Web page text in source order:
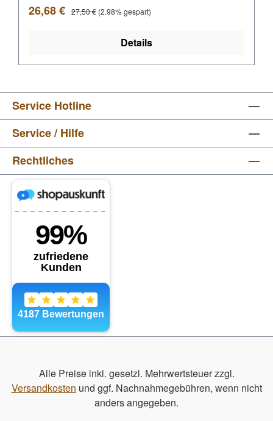
Verkaufspreis:
26,68 € Regulärer Preis:
27,50 € (2.98% gespart)
Details
Service Hotline
Service / Hilfe
Rechtliches
Alle Preise inkl. gesetzl. Mehrwertsteuer zzgl.
Versandkosten und ggf. Nachnahmegebühren, wenn nicht
anders angegeben.